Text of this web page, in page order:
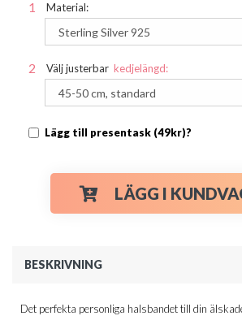
Material:
Välj justerbar kedjelängd:
Lägg till presentask (49kr)?
LÄGG I
BESKRIVNING
Det perfekta personliga halsbandet till din